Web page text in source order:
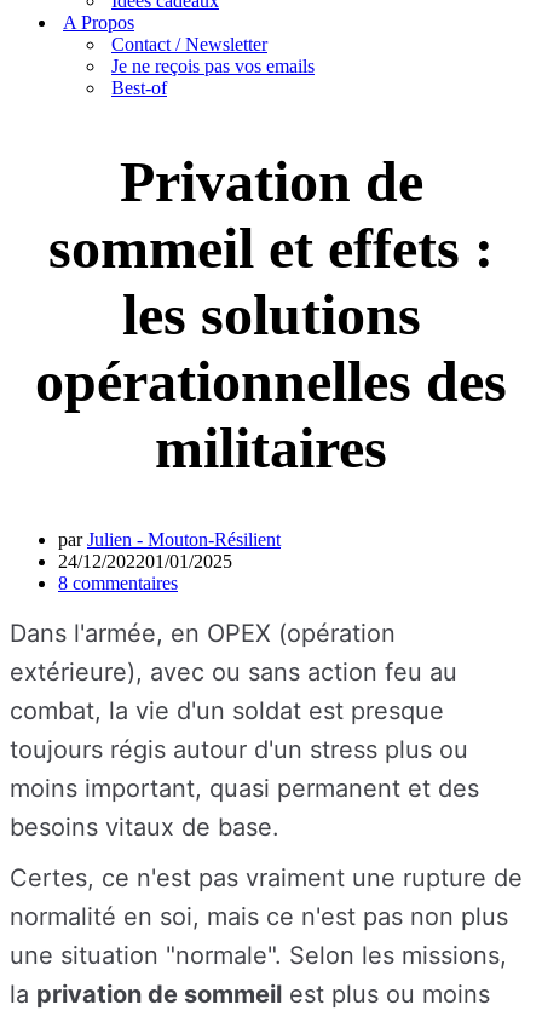
A Propos
Contact / Newsletter
Je ne reçois pas vos emails
Best-of
Privation de
sommeil et effets :
les solutions
opérationnelles des
militaires
parJulien - Mouton-Résilient
24/12/202201/01/2025
8 commentaires
Dans l'armée, en OPEX (opération
extérieure), avec ou sans action feu au
combat, la vie d'un soldat est presque
toujours régis autour d'un stress plus ou
moins important, quasi permanent et des
besoins vitaux de base.
Certes, ce n'est pas vraiment une rupture de
normalité en soi, mais ce n'est pas non plus
une situation "normale". Selon les missions,
la privation de sommeil est plus ou moins